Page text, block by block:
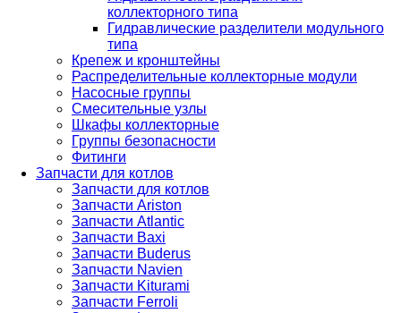
коллекторного типа
Гидравлические разделители модульного
типа
Крепеж и кронштейны
Распределительные коллекторные модули
Насосные группы
Смесительные узлы
Шкафы коллекторные
Группы безопасности
Фитинги
Запчасти для котлов
Запчасти для котлов
Запчасти Ariston
Запчасти Atlantic
Запчасти Baxi
Запчасти Buderus
Запчасти Navien
Запчасти Kiturami
Запчасти Ferroli